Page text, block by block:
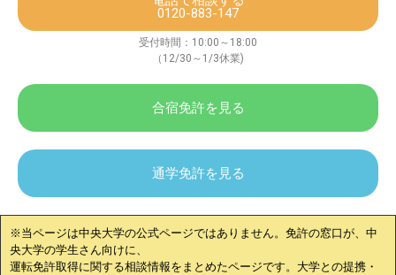
0120-883-147
受付時間：10:00～18:00
（12/30～1/3休業)
合宿免許を見る
通学免許を見る
※当ページは中央大学の公式ページではありません。免許の窓口が、 中
央大学の学生さん向けに、
運転免許取得に関する相談情報をまとめたページです。大学との提携・